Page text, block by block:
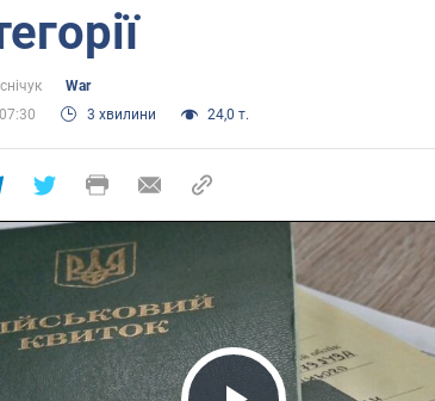
War
3 хвилини 24,0 т.